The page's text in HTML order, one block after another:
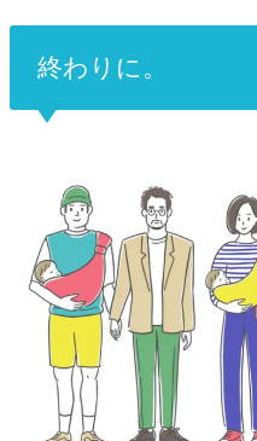
終わりに。